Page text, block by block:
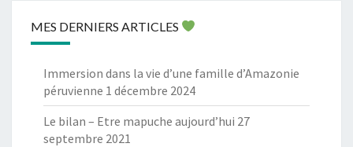
MES DERNIERS ARTICLES
Immersion dans la vie d’une famille d’Amazonie
péruvienne 1 décembre 2024
Le bilan – Etre mapuche aujourd’hui 27
septembre 2021